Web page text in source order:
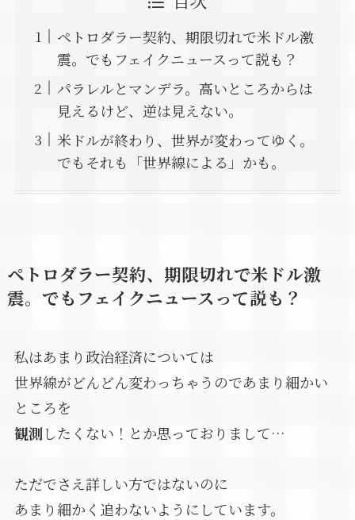
ペトロダラー契約、期限切れで米ドル激
震。でもフェイクニュースって説も？
パラレルとマンデラ。高いところからは
見えるけど、逆は見えない。
米ドルが終わり、世界が変わってゆく。
でもそれも「世界線による」かも。
ペトロダラー契約、期限切れで米ドル激
震。でもフェイクニュースって説も？
私はあまり政治経済については
世界線がどんどん変わっちゃうのであまり細かい
ところを
観測したくない！とか思っておりまして…
ただでさえ詳しい方ではないのに
あまり細かく追わないようにしています。